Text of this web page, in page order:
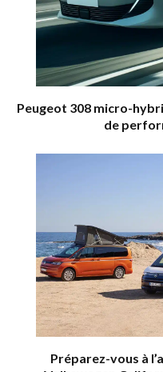
Peugeot 308 micro-
de
Préparez-vous à